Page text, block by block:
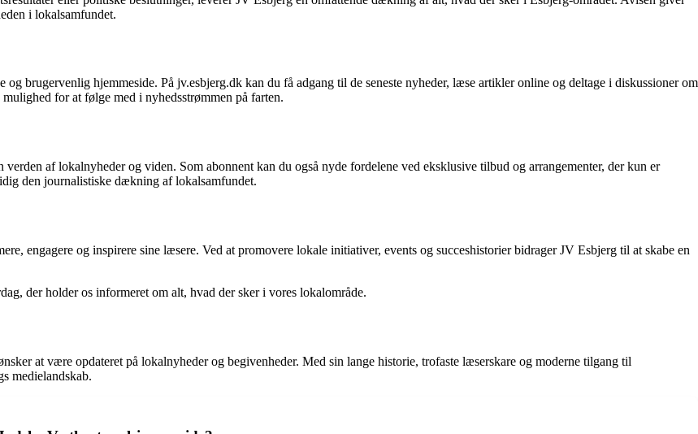
i lokalsamfundet.
brugervenlig hjemmeside. På jv.esbjerg.dk kan du få adgang til de seneste nyheder, læse artikler online og deltage i diskussioner om
for at følge med i nyhedsstrømmen på farten.
af lokalnyheder og viden. Som abonnent kan du også nyde fordelene ved eksklusive tilbud og arrangementer, der kun er
den journalistiske dækning af lokalsamfundet.
engagere og inspirere sine læsere. Ved at promovere lokale initiativer, events og succeshistorier bidrager JV Esbjerg til at skabe en
der holder os informeret om alt, hvad der sker i vores lokalområde.
at være opdateret på lokalnyheder og begivenheder. Med sin lange historie, trofaste læserskare og moderne tilgang til
medielandskab.